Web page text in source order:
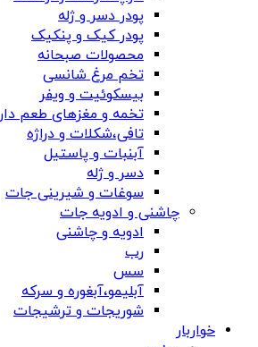
پودر دسر و ژله
پودر کیک و پنکیک
محصولات صبحانه
تخم مرغ شانسی
بیسکوئیت و ویفر
تخمه و مغزهای طعم دار
تافی،شکلات و دراژه
آبنبات و پاستیل
دسر و ژله
سوغات و شیرینی جات
چاشنی و ادویه جات
ادویه و چاشنی
رب
سس
آبلیمو،آبغوره و سرکه
شوریجات و ترشیجات
خواربار